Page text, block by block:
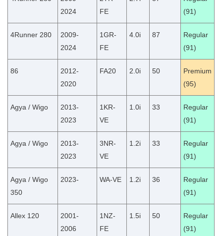
2024
FE
(91)
4Runner 280
2009-
2024
1GR-
FE
4.0i 87
Regular
(91)
86
2012-
2020
FA20 2.0i 50
Premium
(95)
Agya / Wigo
2013-
2023
1KR-
VE
1.0i 33
Regular
(91)
Agya / Wigo
2013-
2023
3NR-
VE
1.2i 33
Regular
(91)
Agya / Wigo
350
2023- WA-VE 1.2i 36
Regular
(91)
Allex 120
2001-
2006
1NZ-
FE
1.5i 50
Regular
(91)